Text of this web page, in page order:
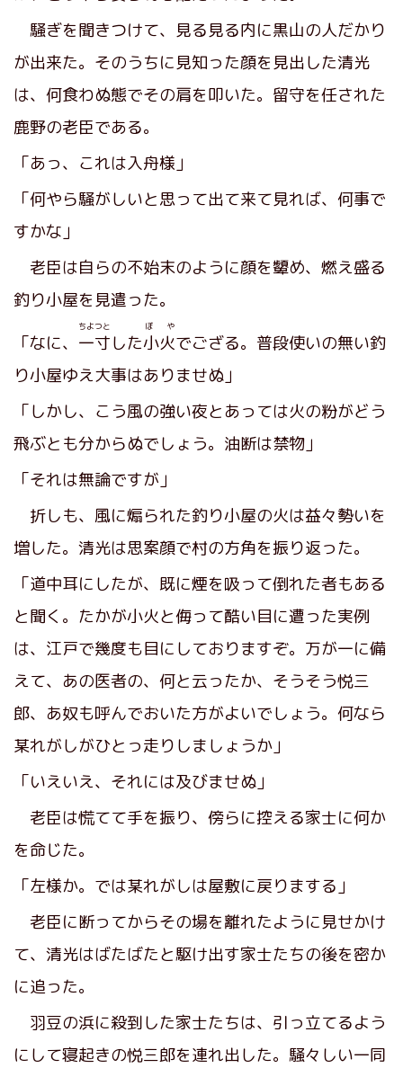
騒ぎを聞きつけて、見る見る内に黒山の人だかり
が出来た。そのうちに見知った顔を見出した清光
は、何食わぬ態でその肩を叩いた。留守を任された
鹿野の老臣である。
「あっ、これは入舟様」
「何やら騒がしいと思って出て来て見れば、何事で
すかな」
老臣は自らの不始末のように顔を顰め、燃え盛る
釣り小屋を見遣った。
「なに、 一寸
ちよつと
した小火
ぼ や
でござる。普段使いの無い釣
り小屋ゆえ大事はありませぬ」
「しかし、こう風の強い夜とあっては火の粉がどう
飛ぶとも分からぬでしょう。油断は禁物」
「それは無論ですが」
折しも、風に煽られた釣り小屋の火は益々勢いを
増した。清光は思案顔で村の方角を振り返った。
「道中耳にしたが、既に煙を吸って倒れた者もある
と聞く。たかが小火と侮って酷い目に遭った実例
は、江戸で幾度も目にしておりますぞ。万が一に備
えて、あの医者の、何と云ったか、そうそう悦三
郎、あ奴も呼んでおいた方がよいでしょう。何なら
某れがしがひとっ走りしましょうか」
「いえいえ、それには及びませぬ」
老臣は慌てて手を振り、傍らに控える家士に何か
を命じた。
「左様か。では某れがしは屋敷に戻りまする」
老臣に断ってからその場を離れたように見せかけ
て、清光はばたばたと駆け出す家士たちの後を密か
に追った。
羽豆の浜に殺到した家士たちは、引っ立てるよう
にして寝起きの悦三郎を連れ出した。騒々しい一同